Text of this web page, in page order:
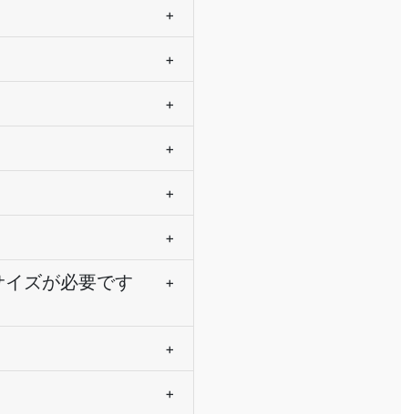
+
+
+
+
+
+
ズが必要です
+
+
+